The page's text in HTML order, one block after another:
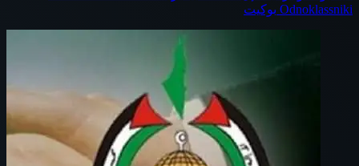
Odnoklassniki بوكيت